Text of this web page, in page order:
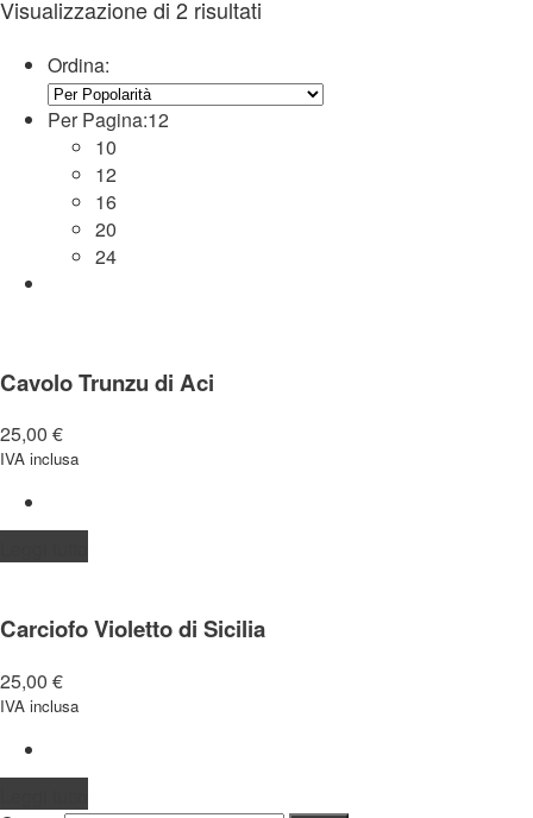
Visualizzazione di 2 risultati
Ordina:
Per Pagina:12
10
12
16
20
24
Cavolo Trunzu di Aci
25,00 €
IVA inclusa
Carciofo Violetto di Sicilia
25,00 €
IVA inclusa